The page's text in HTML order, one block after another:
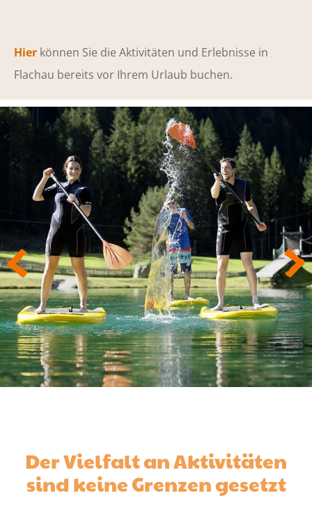
Hier können Sie die Aktivitäten und Erlebnisse in
Flachau bereits vor Ihrem Urlaub buchen.
Der Vielfalt an Aktivitäten
sind keine Grenzen gesetzt